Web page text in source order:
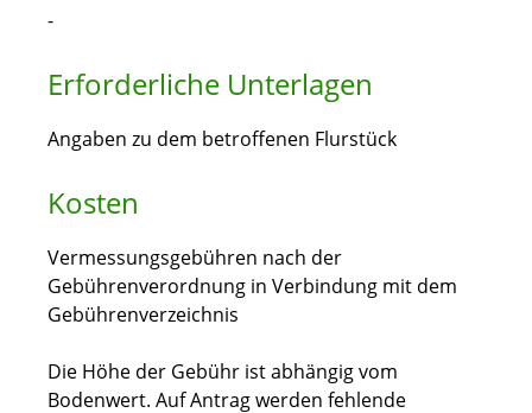
-
Erforderliche Unterlagen
Angaben zu dem betroffenen Flurstück
Kosten
Vermessungsgebühren nach der
Gebührenverordnung in Verbindung mit dem
Gebührenverzeichnis
Die Höhe der Gebühr ist abhängig vom
Bodenwert. Auf Antrag werden fehlende